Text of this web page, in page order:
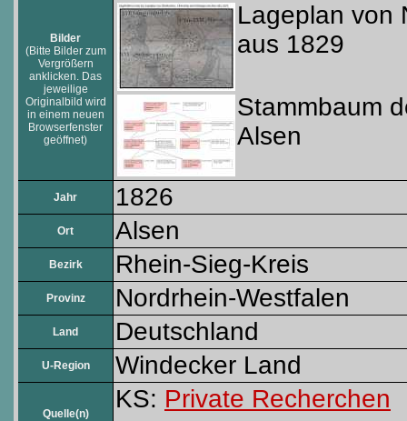
Bilder
(Bitte Bilder zum
Vergrößern
anklicken. Das
jeweilige
Originalbild wird
in einem neuen
Browserfenster
geöffnet)
Lageplan von
aus 1829
Stammbaum
Alsen
Jahr 1826
Ort Alsen
Bezirk Rhein-Sieg-Kreis
Provinz Nordrhein-Westfalen
Land Deutschland
U-Region Windecker Land
Quelle(n)
KS: Private Recherchen